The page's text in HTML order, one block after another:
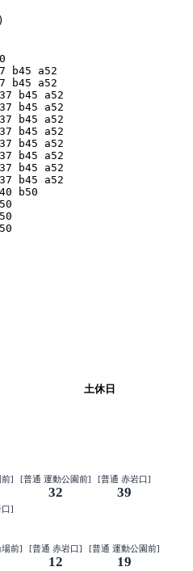
b45 a52
b45 a52
b45 a52
b45 a52
b45 a52
b45 a52
b45 a52
b45 a52
b45 a52
b45 a52
b50
土休日
前] [普通 運動公園前]
32
[普通 赤岩口]
39
口]
前] [普通 赤岩口]
12
[普通 運動公園前]
19